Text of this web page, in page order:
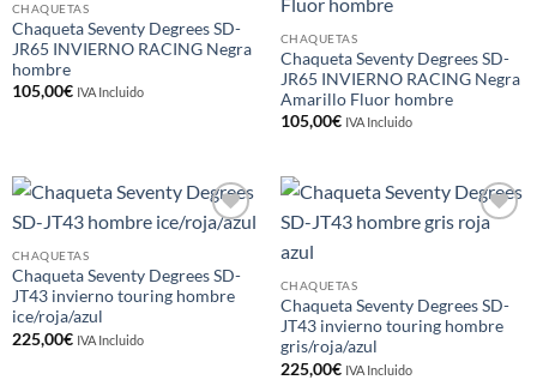
CHAQUETAS
Chaqueta Seventy Degrees SD-
JR65 INVIERNO RACING Negra
hombre
105,00€ IVA Incluido
CHAQUETAS
Chaqueta Seventy Degrees SD-
JR65 INVIERNO RACING Negra
Amarillo Fluor hombre
105,00€ IVA Incluido
Añadir
lista de
deseos
CHAQUETAS
Chaqueta Seventy Degrees SD-
JT43 invierno touring hombre
ice/roja/azul
225,00€ IVA Incluido
Añadir
CHAQUETAS
Chaqueta Seventy Degrees SD-
JT43 invierno touring hombre
gris/roja/azul
225,00€ IVA Incluido